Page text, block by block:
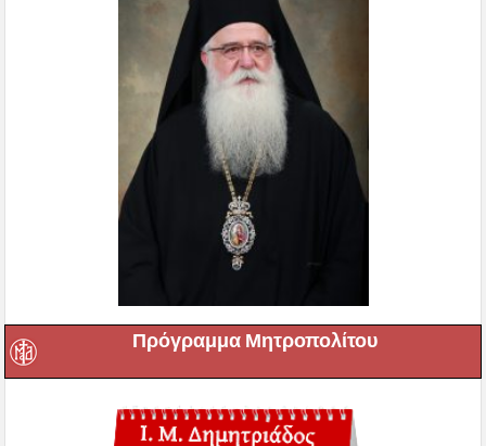
Πρόγραμμα Μητροπολίτου